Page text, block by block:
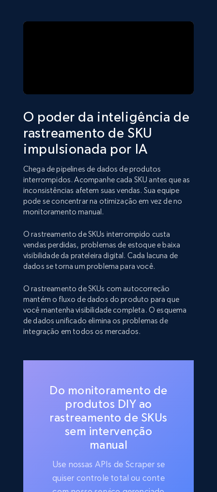
O poder da inteligência de
rastreamento de SKU
impulsionada por IA
Chega de pipelines de dados de produtos
interrompidos. Acompanhe cada SKU antes que as
inconsistências afetem suas vendas. Sua equipe
pode se concentrar na otimização em vez de no
monitoramento manual.
O rastreamento de SKUs interrompido custa
vendas perdidas, problemas de estoque e baixa
visibilidade da prateleira digital. Cada lacuna de
dados se torna um problema para você.
O rastreamento de SKUs com autocorreção
mantém o fluxo de dados do produto para que
você mantenha visibilidade completa. O esquema
de dados unificado elimina os problemas de
integração em todos os mercados.
Do monitoramento de
produtos DIY ao
rastreamento de SKUs
sem intervenção
manual
Use nossas APIs de Scraper se
quiser controle total ou conte